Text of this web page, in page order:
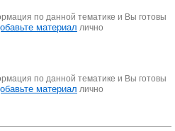
по данной тематике и Вы готовы
материал лично
по данной тематике и Вы готовы
материал лично